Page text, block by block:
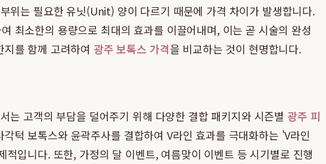
위는 필요한 유닛(Unit) 양이 다르기 때문에 가격 차이가 발생합니다.
최소한의 용량으로 최대의 효과를 이끌어내며, 이는 곧 시술의 완성
를 함께 고려하여 광주 보톡스 가격을 비교하는 것이 현명합니다.
는 고객의 부담을 덜어주기 위해 다양한 결합 패키지와 시즌별 광주 피
턱 보톡스와 윤곽주사를 결합하여 V라인 효과를 극대화하는 'V라인
입니다. 또한, 가정의 달 이벤트, 여름맞이 이벤트 등 시기별로 진행